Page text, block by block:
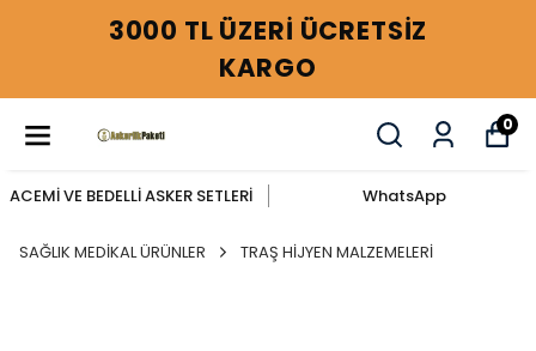
3000 TL ÜZERİ ÜCRETSİZ
KARGO
0
ACEMİ VE BEDELLİ ASKER SETLERİ WhatsApp
SAĞLIK MEDİKAL ÜRÜNLER TRAŞ HİJYEN MALZEMELERİ